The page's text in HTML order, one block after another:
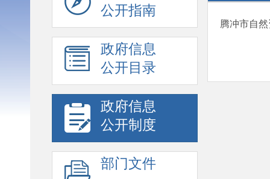
公开指南
政府信息
公开目录
政府信息
公开制度
部门文件
腾冲市自